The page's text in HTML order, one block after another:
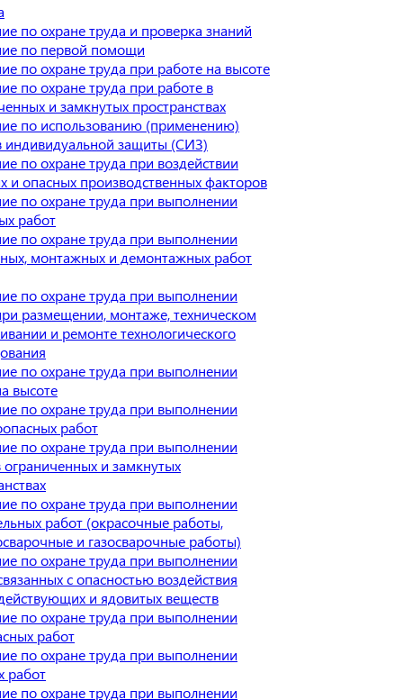
по охране труда и проверка знаний
по первой помощи
по охране труда при работе на высоте
по охране труда при работе в
и замкнутых пространствах
по использованию (применению)
индивидуальной защиты (СИЗ)
по охране труда при воздействии
и опасных производственных факторов
по охране труда при выполнении
работ
по охране труда при выполнении
монтажных и демонтажных работ
по охране труда при выполнении
размещении, монтаже, техническом
и ремонте технологического
по охране труда при выполнении
высоте
по охране труда при выполнении
работ
по охране труда при выполнении
ограниченных и замкнутых
по охране труда при выполнении
работ (окрасочные работы,
и газосварочные работы)
по охране труда при выполнении
с опасностью воздействия
и ядовитых веществ
по охране труда при выполнении
работ
по охране труда при выполнении
работ
по охране труда при выполнении